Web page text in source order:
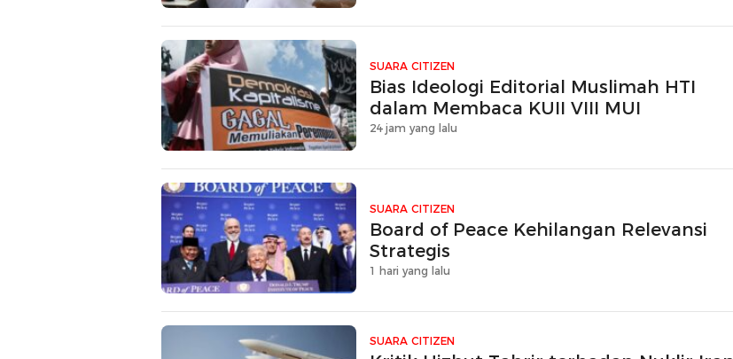
SUARA CITIZEN
Bias Ideologi Editorial Muslimah HTI
dalam Membaca KUII VIII MUI
24 jam yang lalu
SUARA CITIZEN
Board of Peace Kehilangan Relevansi
Strategis
1 hari yang lalu
SUARA CITIZEN